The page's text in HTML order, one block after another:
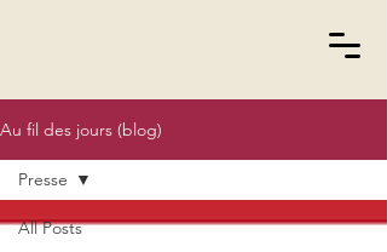
Au fil des jours (blog)
All Posts
Presse